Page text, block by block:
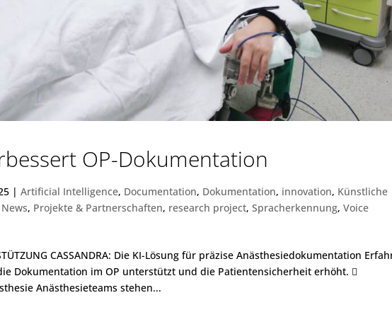
OP-Dokumentation
|Artificial Intelligence, Documentation, Dokumentation, innovation, Künstliche
News, Projekte & Partnerschaften, research project,Spracherkennung,Voice
CASSANDRA: Die KI-Lösung für präzise Anästhesiedokumentation
Dokumentation im OP unterstützt und die Patientensicherheit erhöht. 
Anästhesieteams stehen...